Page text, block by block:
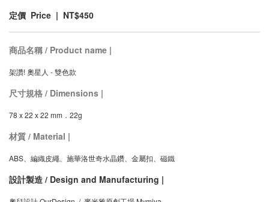
定價 Price | NT$450
商品名稱 / Product name |
架讚! 奧星人 - 雙色款
尺寸規格 / Dimensions |
78 x 22 x 22 mm． 22g
材質 / Material |
ABS、編織皮繩、施華洛世奇水晶鑽、金屬扣、磁鐵
設計製造 / Design and Manufacturing |